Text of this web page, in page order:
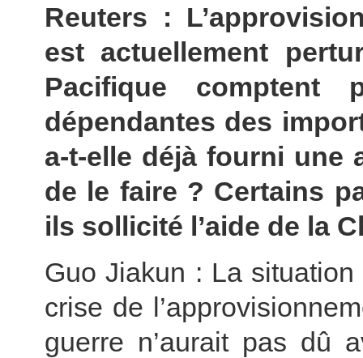
Reuters :
est actuellement
Pacifique
dépendantes des
a-t-elle déjà fourni une
de le faire ? Certains
ils sollicité l’aide de la
Guo Jiakun : La
crise de
guerre n’aurait pas dû